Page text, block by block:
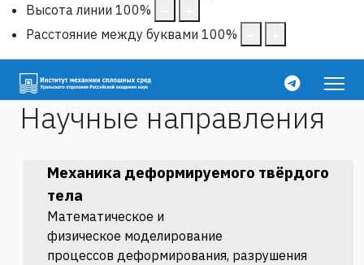
Высота линии 100%
Расстояние между буквами 100%
Научные направления
Механика деформируемого твёрдого
тела
Математическое и
физическое моделирование
процессов деформирования, разрушения